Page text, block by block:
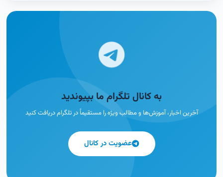
به کانال تلگرام ما بپیوندید
آخرین اخبار، آموزش‌ها و مطالب ویژه را مستقیماً در تلگرام دریافت کنید
عضویت در کانال